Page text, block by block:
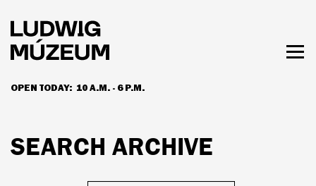
main
content
OPEN TODAY: 10 A.M. - 6 P.M.
HOURS & ADMISSION
SEARCH ARCHIVE